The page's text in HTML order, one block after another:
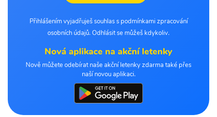
Přihlášením vyjadřuješ souhlas s podmínkami zpracování
osobních údajů. Odhlásit se můžeš kdykoliv.
Nová aplikace na akční letenky
Nově můžete odebírat naše akční letenky zdarma také přes
naší novou aplikaci.